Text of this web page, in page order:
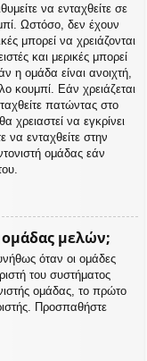
να ενταχθείτε σε
Ωστόσο, δεν έχουν
μπορεί να χρειάζονται
και μερικές μπορεί
η ομάδα είναι ανοιχτή,
κουμπί. Εάν χρειάζεται
πατώντας στο
χρειαστεί να εγκρίνει
να ενταχθείτε στην
ομάδας εάν
μελών;
όταν οι ομάδες
του συστήματος
ομάδας, το πρώτο
Προσπαθήστε